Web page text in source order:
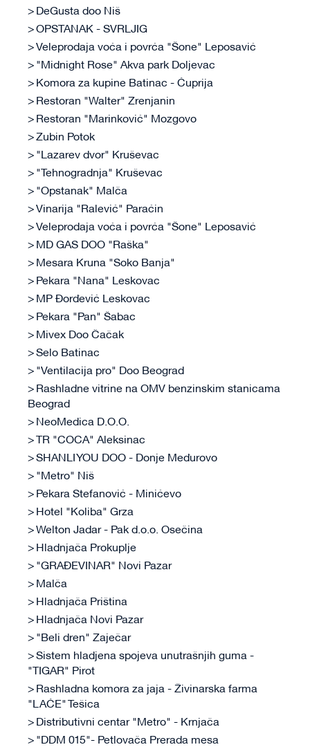
DeGusta doo Niš
OPSTANAK - SVRLJIG
Veleprodaja voća i povrća "Šone" Leposavić
"Midnight Rose" Akva park Doljevac
Komora za kupine Batinac - Ćuprija
Restoran "Walter" Zrenjanin
Restoran "Marinković" Mozgovo
Zubin Potok
"Lazarev dvor" Kruševac
"Tehnogradnja" Kruševac
"Opstanak" Malča
Vinarija "Ralević" Paraćin
Veleprodaja voća i povrća "Šone" Leposavić
MD GAS DOO "Raška"
Mesara Kruna "Soko Banja"
Pekara "Nana" Leskovac
MP Đorđević Leskovac
Pekara "Pan" Šabac
Mivex Doo Čačak
Selo Batinac
"Ventilacija pro" Doo Beograd
Rashladne vitrine na OMV benzinskim stanicama
Beograd
NeoMedica D.O.O.
TR "COCA" Aleksinac
SHANLI YOU DOO - Donje Međurovo
"Metro" Niš
Pekara Stefanović - Minićevo
Hotel "Koliba" Grza
Welton Jadar - Pak d.o.o. Osečina
Hladnjača Prokuplje
"GRAĐEVINAR" Novi Pazar
Malča
Hladnjača Priština
Hladnjača Novi Pazar
"Beli dren" Zaječar
Sistem hladjena spojeva unutrašnjih guma -
"TIGAR" Pirot
Rashladna komora za jaja - Živinarska farma
"LAĆE" Tešica
Distributivni centar "Metro" - Krnjača
"DDM 015"- Petlovača Prerada mesa